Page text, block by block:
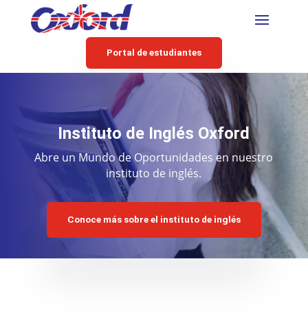
Portal de estudiantes
Instituto de Inglés Oxford
Abre un Mundo de Oportunidades en nuestro
instituto de inglés.
Conoce más sobre el instituto de inglés